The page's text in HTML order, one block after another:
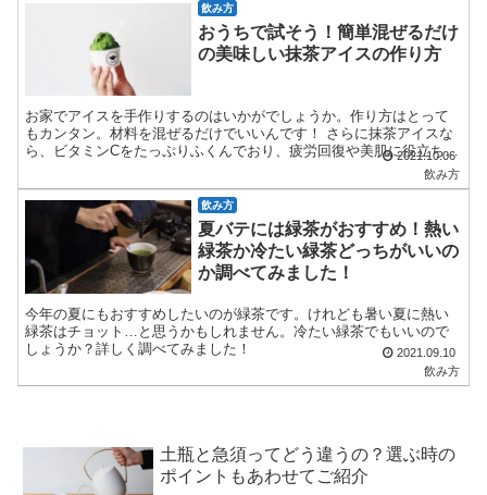
飲み方
おうちで試そう！簡単混ぜるだけ
の美味しい抹茶アイスの作り方
お家でアイスを手作りするのはいかがでしょうか。作り方はとって
もカンタン。材料を混ぜるだけでいいんです！ さらに抹茶アイスな
ら、ビタミンCをたっぷりふくんでおり、疲労回復や美肌に役立ちま
す。抹茶にふくまれる「テアニン」は、質の良い睡眠を導いた...
2021.10.06
飲み方
飲み方
夏バテには緑茶がおすすめ！熱い
緑茶か冷たい緑茶どっちがいいの
か調べてみました！
今年の夏にもおすすめしたいのが緑茶です。けれども暑い夏に熱い
緑茶はチョット…と思うかもしれません。冷たい緑茶でもいいので
しょうか？詳しく調べてみました！
2021.09.10
飲み方
土瓶と急須ってどう違うの？選ぶ時の
ポイントもあわせてご紹介